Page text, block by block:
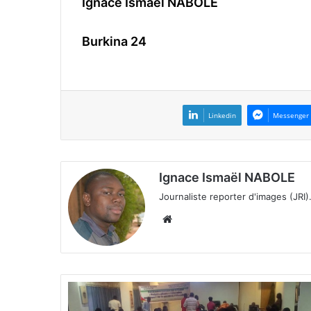
Burkina 24
Linkedin Messenger
Ignace Ismaël NABOLE
Journaliste reporter d'images (JRI).
te
u